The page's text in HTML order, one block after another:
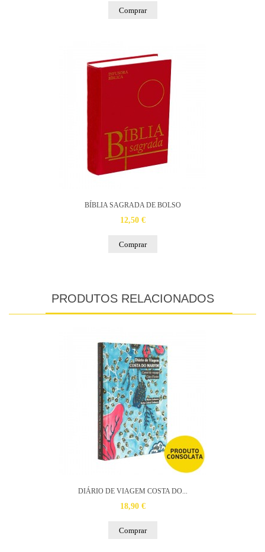
Comprar
BÍBLIA SAGRADA DE BOLSO
12,50 €
Comprar
PRODUTOS RELACIONADOS
DIÁRIO DE VIAGEM COSTA DO...
18,90 €
Comprar